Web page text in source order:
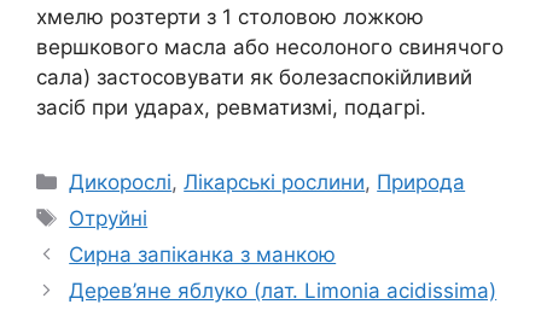
хмелю розтерти з 1 столовою ложкою
вершкового масла або несолоного свинячого
сала) застосовувати як болезаспокійливий
засіб при ударах, ревматизмі, подагрі.
Категорії
Дикорослі,Лікарські рослини, Природа
Позначки
Отруйні
Сирна запіканка з манкою
Дерев’яне яблуко (лат. Limonia acidissima)